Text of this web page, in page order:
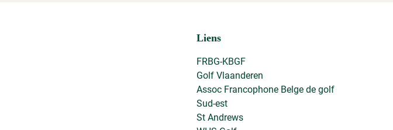
Liens
FRBG-KBGF
Golf Vlaanderen
Assoc Francophone Belge de golf
Sud-est
St Andrews